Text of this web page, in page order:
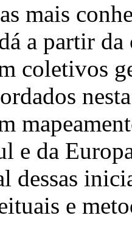
mais
a partir
coletivos
e da
dessas
e